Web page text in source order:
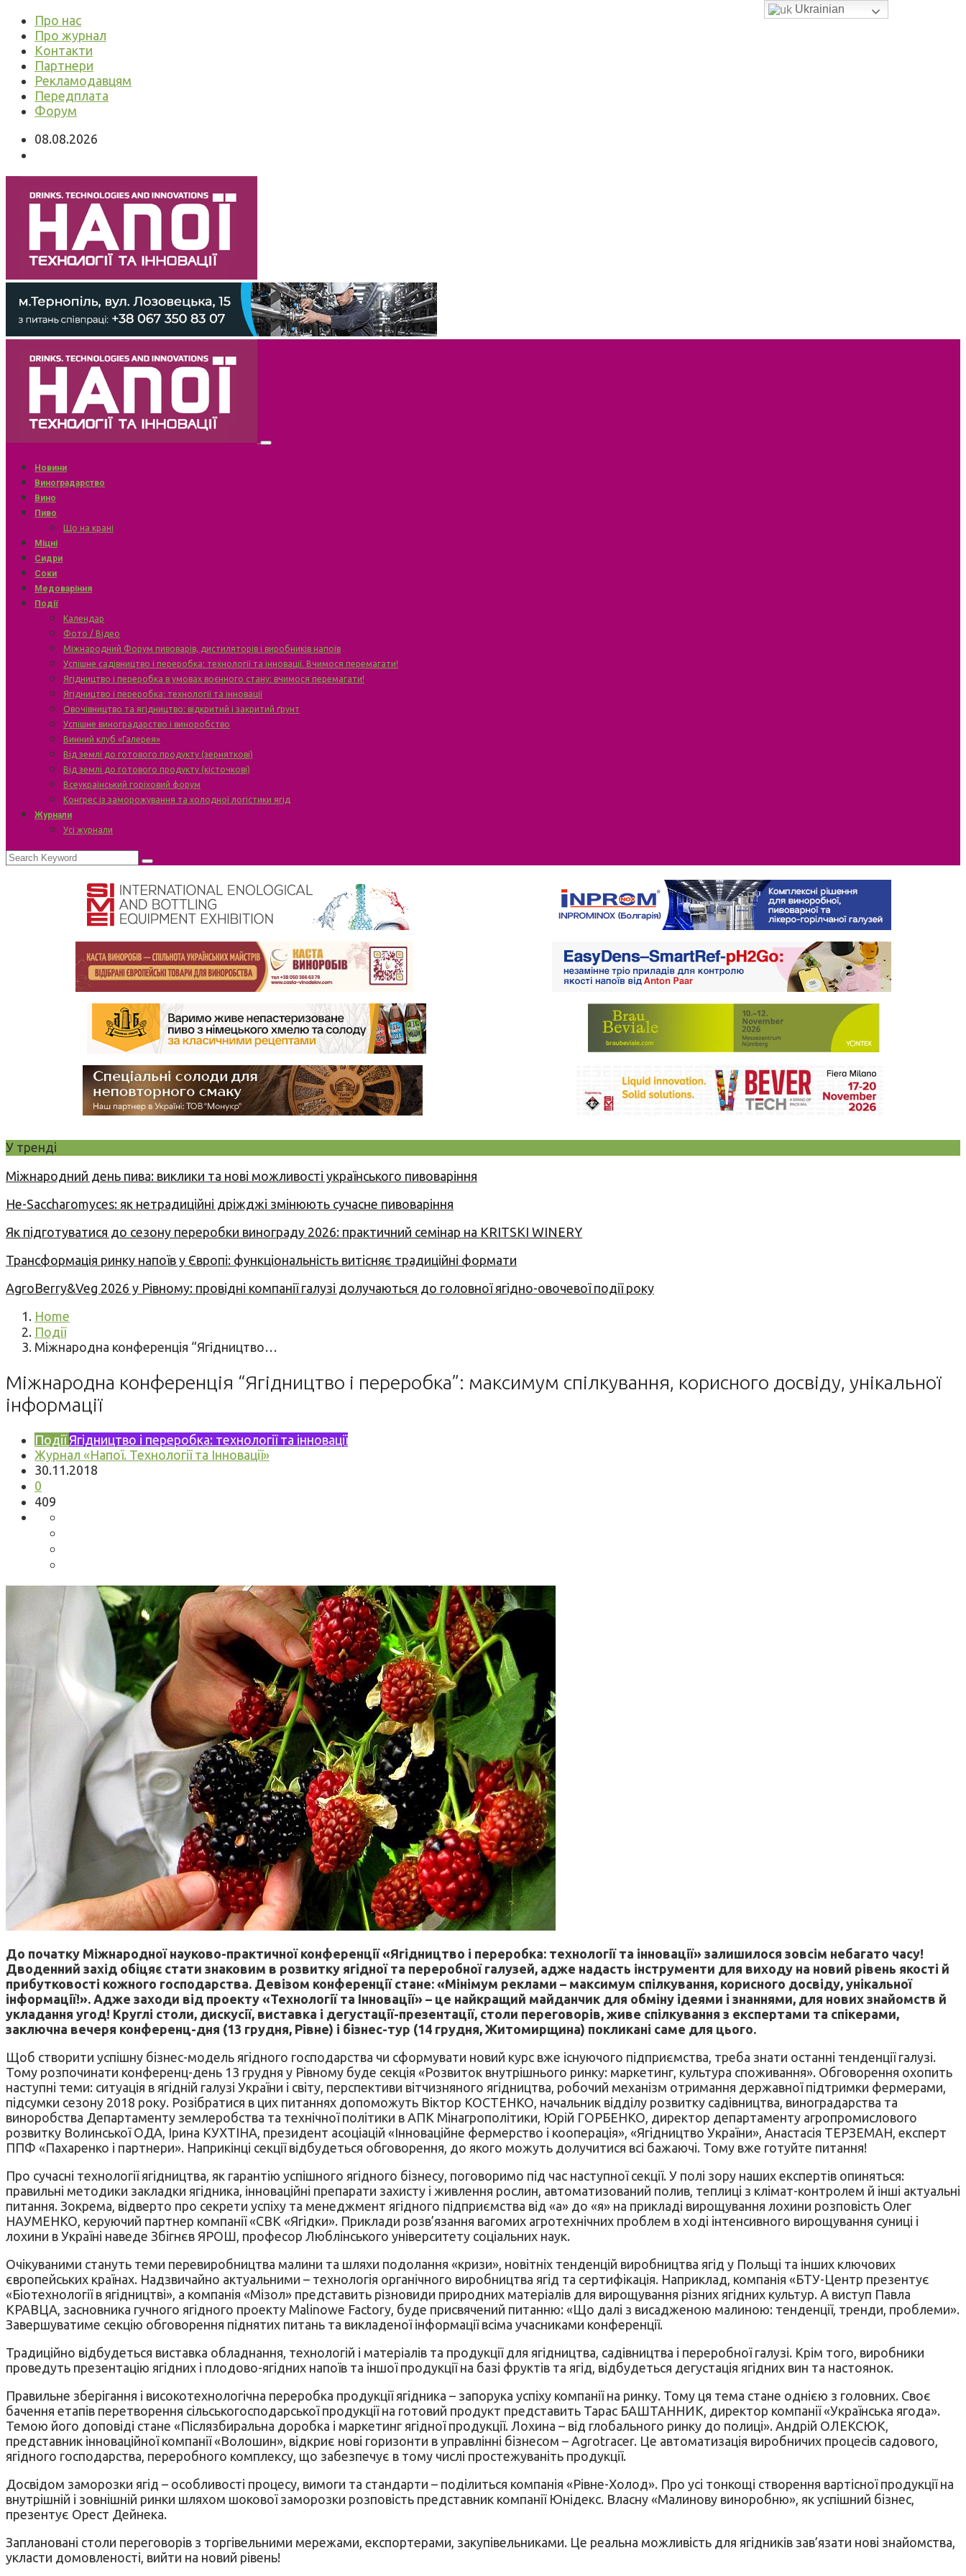
Про нас
Про журнал
Контакти
Партнери
Рекламодавцям
Передплата
Форум
08.08.2026
Новини
Виноградарство
Вино
Пиво
Що на крані
Міцні
Сидри
Соки
Медоваріння
Події
Календар
Фото / Відео
Міжнародний Форум пивоварів, дистиляторів і виробників напоїв
Успішне садівництво і переробка: технології та інновації. Вчимося перемагати!
Ягідництво і переробка в умовах воєнного стану: вчимося перемагати!
Ягідництво і переробка: технології та інновації
Овочівництво та ягідництво: відкритий і закритий ґрунт
Успішне виноградарство і виноробство
Винний клуб «Галерея»
Від землі до готового продукту (зерняткові)
Від землі до готового продукту (кісточкові)
Всеукраїнський горіховий форум
Конгрес із заморожування та холодної логістики ягід
Журнали
Усі журнали
У тренді
Міжнародний день пива: виклики та нові можливості українського пивоваріння
Не-Saccharomyces: як нетрадиційні дріжджі змінюють сучасне пивоваріння
Як підготуватися до сезону переробки винограду 2026: практичний семінар на KRITSKI WINERY
Трансформація ринку напоїв у Європі: функціональність витісняє традиційні формати
AgroBerry&Veg 2026 у Рівному: провідні компанії галузі долучаються до головної ягідно-овочевої події року
Home
Події
Міжнародна конференція “Ягідництво…
Міжнародна конференція “Ягідництво і переробка”: максимум спілкування, корисного досвіду, унікальної
інформації
Події Ягідництво і переробка: технології та інновації
Журнал «Напої. Технології та Інновації»
30.11.2018
0
409
До початку Міжнародної науково-практичної конференції «Ягідництво і переробка: технології та інновації» залишилося зовсім небагато часу!
Дводенний захід обіцяє стати знаковим в розвитку ягідної та переробної галузей, адже надасть інструменти для виходу на новий рівень якості й
прибутковості кожного господарства. Девізом конференції стане: «Мінімум реклами – максимум спілкування, корисного досвіду, унікальної
інформації!». Адже заходи від проекту «Технології та Інновації» – це найкращий майданчик для обміну ідеями і знаннями, для нових знайомств й
укладання угод! Круглі столи, дискусії, виставка і дегустації-презентації, столи переговорів, живе спілкування з експертами та спікерами,
заключна вечеря конференц-дня (13 грудня, Рівне) і бізнес-тур (14 грудня, Житомирщина) покликані саме для цього.
Щоб створити успішну бізнес-модель ягідного господарства чи сформувати новий курс вже існуючого підприємства, треба знати останні тенденції галузі.
Тому розпочинати конференц-день 13 грудня у Рівному буде секція «Розвиток внутрішнього ринку: маркетинг, культура споживання». Обговорення охопить
наступні теми: ситуація в ягідній галузі України і світу, перспективи вітчизняного ягідництва, робочий механізм отримання державної підтримки фермерами,
підсумки сезону 2018 року. Розібратися в цих питаннях допоможуть Віктор КОСТЕНКО, начальник відділу розвитку садівництва, виноградарства та
виноробства Департаменту землеробства та технічної політики в АПК Мінагрополітики, Юрій ГОРБЕНКО, директор департаменту агропромислового
розвитку Волинської ОДА, Ірина КУХТІНА, президент асоціацій «Інноваційне фермерство і кооперація», «Ягідництво України», Анастасія ТЕРЗЕМАН, експерт
ППФ «Пахаренко і партнери». Наприкінці секції відбудеться обговорення, до якого можуть долучитися всі бажаючі. Тому вже готуйте питання!
Про сучасні технології ягідництва, як гарантію успішного ягідного бізнесу, поговоримо під час наступної секції. У полі зору наших експертів опиняться:
правильні методики закладки ягідника, інноваційні препарати захисту і живлення рослин, автоматизований полив, теплиці з клімат-контролем й інші актуальні
питання. Зокрема, відверто про секрети успіху та менеджмент ягідного підприємства від «а» до «я» на прикладі вирощування лохини розповість Олег
НАУМЕНКО, керуючий партнер компанії «СВК «Ягідки». Приклади розв’язання вагомих агротехнічних проблем в ході інтенсивного вирощування суниці і
лохини в Україні наведе Збігнєв ЯРОШ, професор Люблінського університету соціальних наук.
Очікуваними стануть теми перевиробництва малини та шляхи подолання «кризи», новітніх тенденцій виробництва ягід у Польщі та інших ключових
європейських країнах. Надзвичайно актуальними – технологія органічного виробництва ягід та сертифікація. Наприклад, компанія «БТУ-Центр презентує
«Біотехнології в ягідництві», а компанія «Мізол» представить різновиди природних матеріалів для вирощування різних ягідних культур. А виступ Павла
КРАВЦА, засновника гучного ягідного проекту Malinowe Factory, буде присвячений питанню: «Що далі з висадженою малиною: тенденції, тренди, проблеми».
Завершуватиме секцію обговорення піднятих питань та викладеної інформації всіма учасниками конференції.
Традиційно відбудеться виставка обладнання, технологій і матеріалів та продукції для ягідництва, садівництва і переробної галузі. Крім того, виробники
проведуть презентацію ягідних і плодово-ягідних напоїв та іншої продукції на базі фруктів та ягід, відбудеться дегустація ягідних вин та настоянок.
Правильне зберігання і високотехнологічна переробка продукції ягідника – запорука успіху компанії на ринку. Тому ця тема стане однією з головних. Своє
бачення етапів перетворення сільськогосподарської продукції на готовий продукт представить Тарас БАШТАННИК, директор компанії «Українська ягода».
Темою його доповіді стане «Післязбиральна доробка і маркетинг ягідної продукції. Лохина – від глобального ринку до полиці». Андрій ОЛЕКСЮК,
представник інноваційної компанії «Волошин», відкриє нові горизонти в управлінні бізнесом – Agrotracer. Це автоматизація виробничих процесів садового,
ягідного господарства, переробного комплексу, що забезпечує в тому числі простежуваніть продукції.
Досвідом заморозки ягід – особливості процесу, вимоги та стандарти – поділиться компанія «Рівне-Холод». Про усі тонкощі створення вартісної продукції на
внутрішній і зовнішній ринки шляхом шокової заморозки розповість представник компанії Юнідекс. Власну «Малинову виноробню», як успішний бізнес,
презентує Орест Дейнека.
Заплановані столи переговорів з торгівельними мережами, експортерами, закупівельниками. Це реальна можливість для ягідників зав’язати нові знайомства,
укласти домовленості, вийти на новий рівень!
Ukrainian